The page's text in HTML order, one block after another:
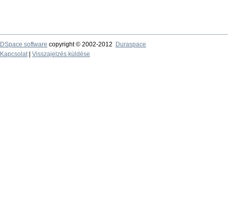
DSpace software copyright © 2002-2012
Duraspace
Kapcsolat| Visszajelzés küldése